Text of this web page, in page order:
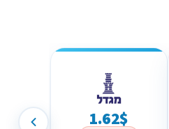
1.62$